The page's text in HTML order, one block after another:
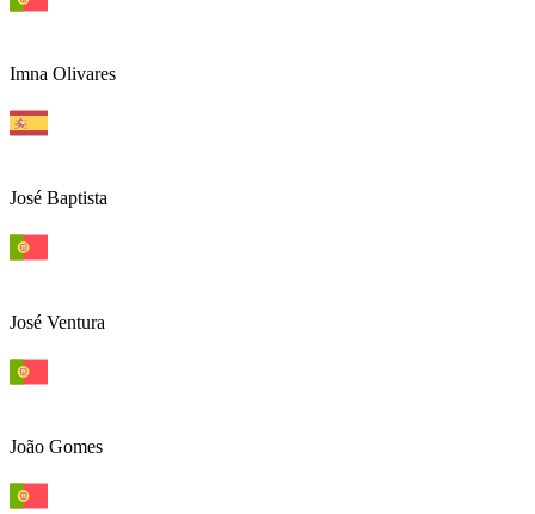
Imna Olivares
José Baptista
José Ventura
João Gomes